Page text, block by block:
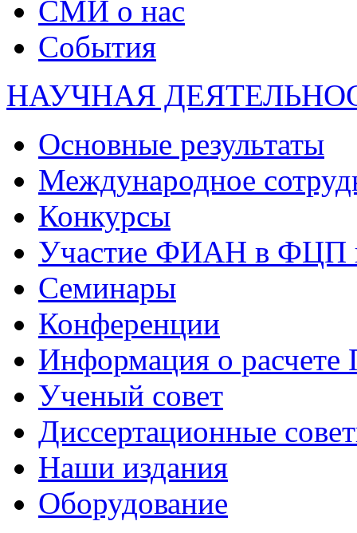
СМИ о нас
События
НАУЧНАЯ
Основные результаты
Международное
Конкурсы
Участие ФИАН в ФЦП
Семинары
Конференции
Информация о
Ученый совет
Диссертационные
Наши издания
Оборудование